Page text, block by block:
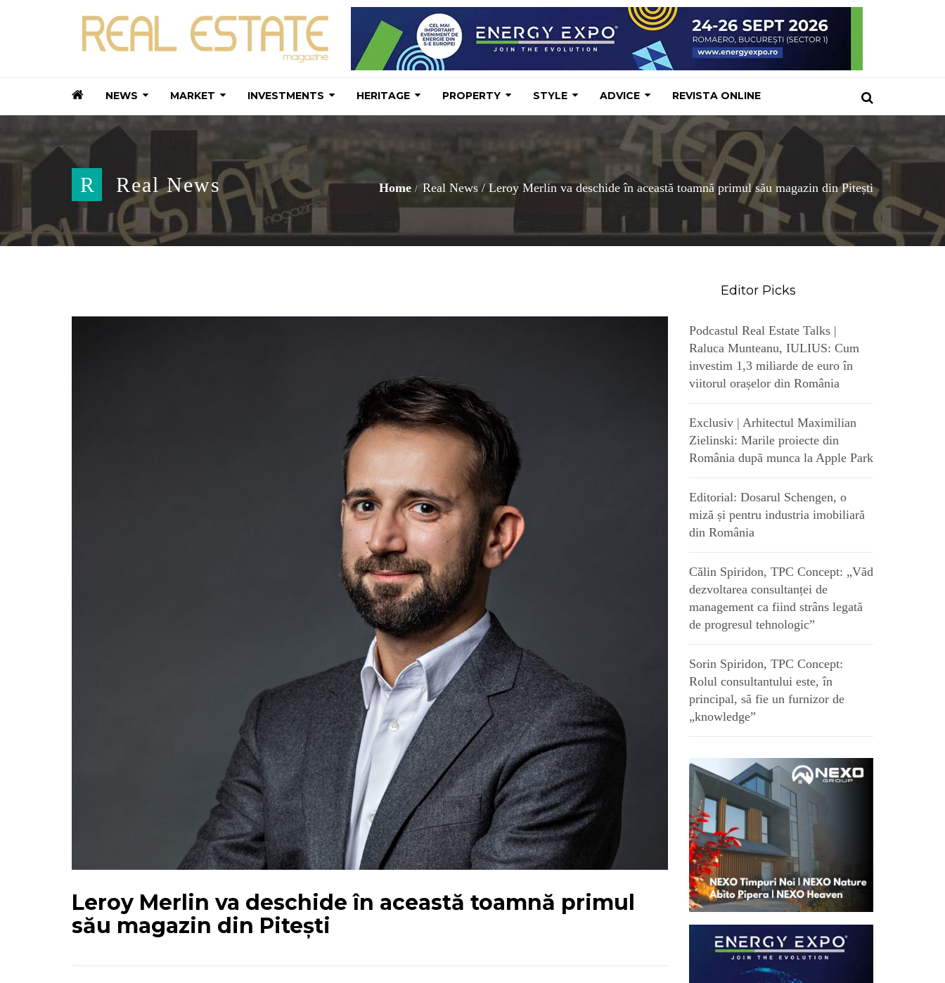
NEWS MARKET INVESTMENTS HERITAGE PROPERTY STYLE ADVICE REVISTA ONLINE
R Real News Home Real News /Leroy Merlin va deschide în această toamnă primul său magazin din Pitești
Leroy Merlin va deschide în această toamnă primul
său magazin din Pitești
Editor Picks
Podcastul Real Estate Talks |
Raluca Munteanu, IULIUS: Cum
investim 1,3 miliarde de euro în
viitorul orașelor din România
Exclusiv | Arhitectul Maximilian
Zielinski: Marile proiecte din
România după munca la Apple Park
Editorial: Dosarul Schengen, o
miză și pentru industria imobiliară
din România
Călin Spiridon, TPC Concept: „Văd
dezvoltarea consultanței de
management ca fiind strâns legată
de progresul tehnologic”
Sorin Spiridon, TPC Concept:
Rolul consultantului este, în
principal, să fie un furnizor de
„knowledge”